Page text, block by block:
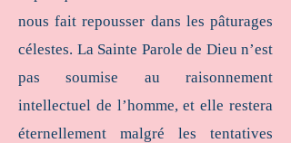
nous fait repousser dans les pâturages
célestes. La Sainte Parole de Dieu n’est
pas soumise au raisonnement
intellectuel de l’homme, et elle restera
éternellement malgré les tentatives